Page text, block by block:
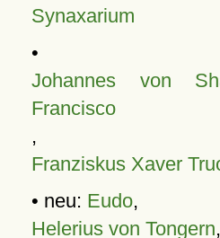
Synaxarium
•
Johannes von
Francisco
,
Franziskus Xaver
• neu: Eudo,
Helerius von Tongern,